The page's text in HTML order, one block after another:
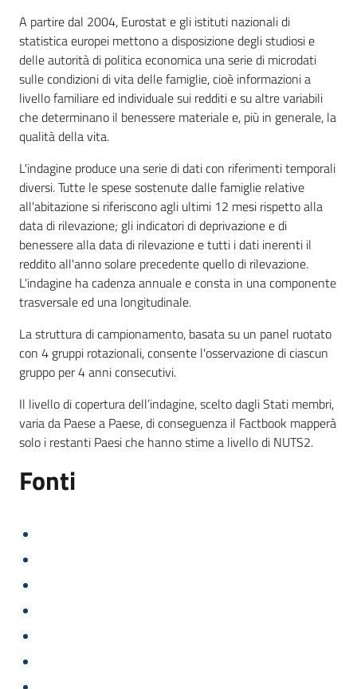
A partire dal 2004, Eurostat e gli istituti nazionali di
statistica europei mettono a disposizione degli studiosi e
delle autorità di politica economica una serie di microdati
sulle condizioni di vita delle famiglie, cioè informazioni a
livello familiare ed individuale sui redditi e su altre variabili
che determinano il benessere materiale e, più in generale, la
qualità della vita.
L'indagine produce una serie di dati con riferimenti temporali
diversi. Tutte le spese sostenute dalle famiglie relative
all'abitazione si riferiscono agli ultimi 12 mesi rispetto alla
data di rilevazione; gli indicatori di deprivazione e di
benessere alla data di rilevazione e tutti i dati inerenti il
reddito all'anno solare precedente quello di rilevazione.
L'indagine ha cadenza annuale e consta in una componente
trasversale ed una longitudinale.
La struttura di campionamento, basata su un panel ruotato
con 4 gruppi rotazionali, consente l'osservazione di ciascun
gruppo per 4 anni consecutivi.
Il livello di copertura dell’indagine, scelto dagli Stati membri,
varia da Paese a Paese, di conseguenza il Factbook mapperà
solo i restanti Paesi che hanno stime a livello di NUTS2.
Fonti